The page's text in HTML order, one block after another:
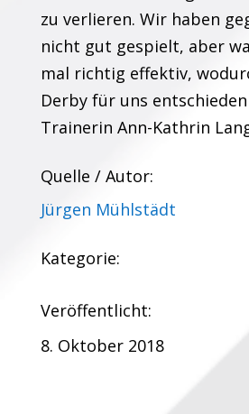
zu verlieren. Wir haben
nicht gut gespielt, aber
mal richtig effektiv,
Derby für uns entschieden
Trainerin Ann-Kathrin
Quelle / Autor:
Jürgen Mühlstädt
Kategorie:
Veröffentlicht:
8. Oktober 2018